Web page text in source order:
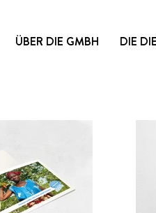
ÜBER DIE GMBH DIE